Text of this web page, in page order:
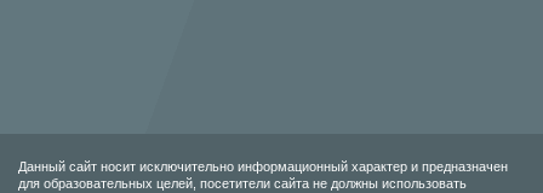
Данный сайт носит исключительно информационный характер и предназначен
для образовательных целей, посетители сайта не должны использовать